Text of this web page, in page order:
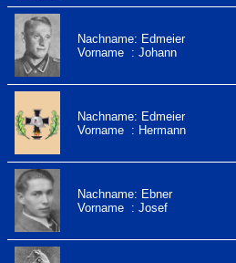
Nachname: Edmeier
Vorname : Johann
Nachname: Edmeier
Vorname : Hermann
Nachname: Ebner
Vorname : Josef